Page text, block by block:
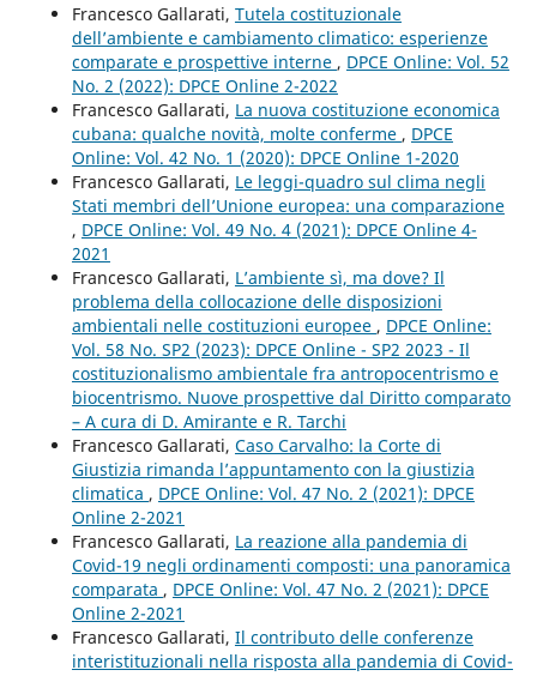
Francesco Gallarati, Tutela costituzionale
dell’ambiente e cambiamento climatico: esperienze
comparate e prospettive interne , DPCE Online: Vol. 52
No. 2 (2022): DPCE Online 2-2022
Francesco Gallarati, La nuova costituzione economica
cubana: qualche novità, molte conferme , DPCE
Online: Vol. 42 No. 1 (2020): DPCE Online 1-2020
Francesco Gallarati, Le leggi-quadro sul clima negli
Stati membri dell’Unione europea: una comparazione
, DPCE Online: Vol. 49 No. 4 (2021): DPCE Online 4-
2021
Francesco Gallarati, L’ambiente sì, ma dove? Il
problema della collocazione delle disposizioni
ambientali nelle costituzioni europee , DPCE Online:
Vol. 58 No. SP2 (2023): DPCE Online - SP2 2023 - Il
costituzionalismo ambientale fra antropocentrismo e
biocentrismo. Nuove prospettive dal Diritto comparato
– A cura di D. Amirante e R. Tarchi
Francesco Gallarati, Caso Carvalho: la Corte di
Giustizia rimanda l’appuntamento con la giustizia
climatica , DPCE Online: Vol. 47 No. 2 (2021): DPCE
Online 2-2021
Francesco Gallarati, La reazione alla pandemia di
Covid-19 negli ordinamenti composti: una panoramica
comparata , DPCE Online: Vol. 47 No. 2 (2021): DPCE
Online 2-2021
Francesco Gallarati, Il contributo delle conferenze
interistituzionali nella risposta alla pandemia di Covid-